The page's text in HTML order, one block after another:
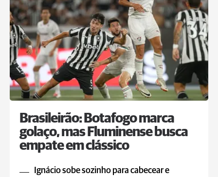
Brasileirão: Botafogo marca
golaço, mas Fluminense busca
empate em clássico
Ignácio sobe sozinho para cabecear e